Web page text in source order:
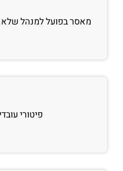
מאסר בפועל למנהל שלא
פיטורי